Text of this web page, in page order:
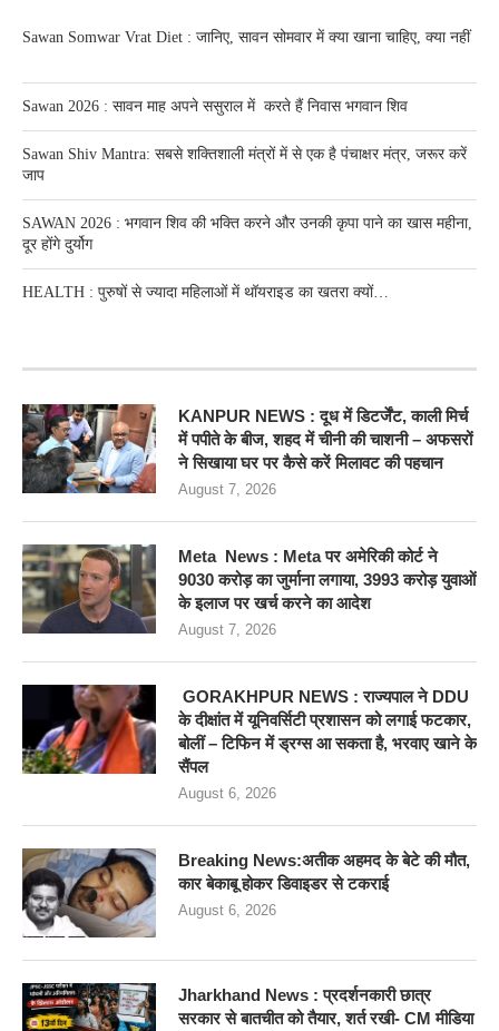
Sawan Somwar Vrat Diet : जानिए, सावन सोमवार में क्या खाना चाहिए, क्या नहीं
Sawan 2026 : सावन माह अपने ससुराल में करते हैं निवास भगवान शिव
Sawan Shiv Mantra: सबसे शक्तिशाली मंत्रों में से एक है पंचाक्षर मंत्र, जरूर करें
जाप
SAWAN 2026 : भगवान शिव की भक्ति करने और उनकी कृपा पाने का खास महीना,
दूर होंगे दुर्योग
HEALTH : पुरुषों से ज्यादा महिलाओं में थॉयराइड का खतरा क्यों…
KANPUR NEWS : दूध में डिटर्जेंट, काली मिर्च
में पपीते के बीज, शहद में चीनी की चाशनी – अफसरों
ने सिखाया घर पर कैसे करें मिलावट की पहचान
August 7, 2026
Meta News : Meta पर अमेरिकी कोर्ट ने
9030 करोड़ का जुर्माना लगाया, 3993 करोड़ युवाओं
के इलाज पर खर्च करने का आदेश
August 7, 2026
GORAKHPUR NEWS : राज्यपाल ने DDU
के दीक्षांत में यूनिवर्सिटी प्रशासन को लगाई फटकार,
बोलीं – टिफिन में ड्रग्स आ सकता है, भरवाए खाने के
सैंपल
August 6, 2026
Breaking News:अतीक अहमद के बेटे की मौत,
कार बेकाबू होकर डिवाइडर से टकराई
August 6, 2026
Jharkhand News : प्रदर्शनकारी छात्र
सरकार से बातचीत को तैयार, शर्त रखी- CM मीडिया